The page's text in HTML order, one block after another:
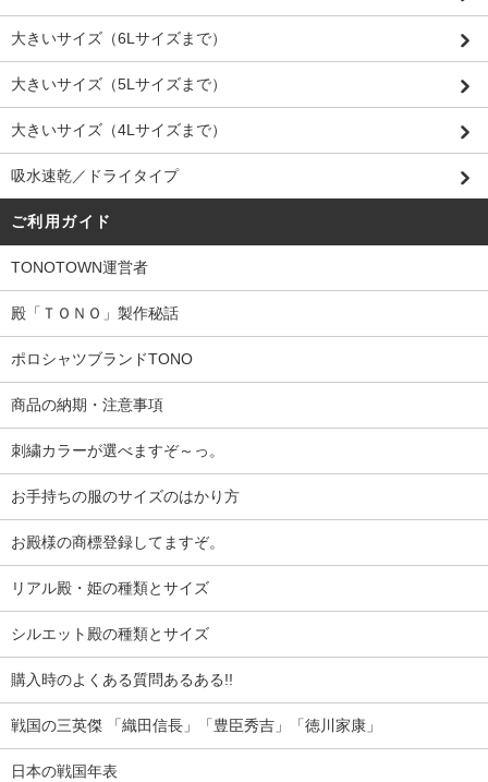
大きいサイズ（6Lサイズまで）
大きいサイズ（5Lサイズまで）
大きいサイズ（4Lサイズまで）
吸水速乾／ドライタイプ
ご利用ガイド
TONOTOWN運営者
殿「ＴＯＮＯ」製作秘話
ポロシャツブランドTONO
商品の納期・注意事項
刺繍カラーが選べますぞ～っ。
お手持ちの服のサイズのはかり方
お殿様の商標登録してますぞ。
リアル殿・姫の種類とサイズ
シルエット殿の種類とサイズ
購入時のよくある質問あるある!!
戦国の三英傑 「織田信長」「豊臣秀吉」「徳川家康」
日本の戦国年表